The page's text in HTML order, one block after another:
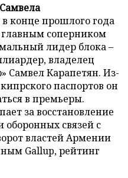
конце прошлого года
главным соперником
лидер блока –
владелец
Самвел Карапетян. Из-
паспортов он
в премьеры.
за восстановление
оборонных связей с
властей Армении
Gallup, рейтинг